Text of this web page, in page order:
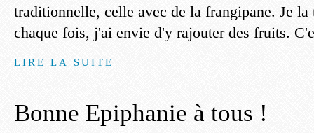
traditionnelle, celle avec de la frangipane. Je
chaque fois, j'ai envie d'y rajouter des fruits.
LIRE LA SUITE
Bonne Epiphanie à tous !